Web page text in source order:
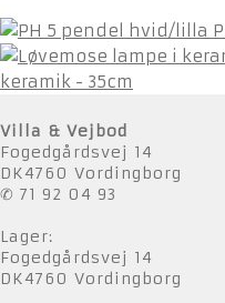
keramik - 35cm
Villa & Vejbod
Fogedgårdsvej 14
DK4760 Vordingborg
✆ 71 92 04 93
Lager:
Fogedgårdsvej 14
DK4760 Vordingborg